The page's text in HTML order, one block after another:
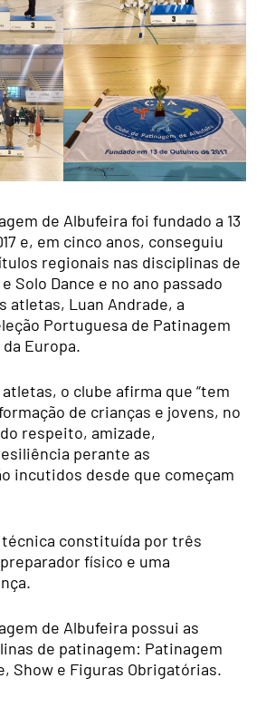
de Albufeira foi fundado a 13
e, em cinco anos, conseguiu
regionais nas disciplinas de
Solo Dance e no ano passado
atletas, Luan Andrade, a
Portuguesa de Patinagem
Europa.
o clube afirma que “tem
de crianças e jovens, no
respeito, amizade,
perante as
incutidos desde que começam
técnica constituída por três
físico e uma
de Albufeira possui as
de patinagem: Patinagem
Show e Figuras Obrigatórias.